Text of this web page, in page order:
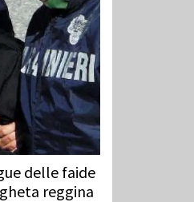
delle faide
reggina